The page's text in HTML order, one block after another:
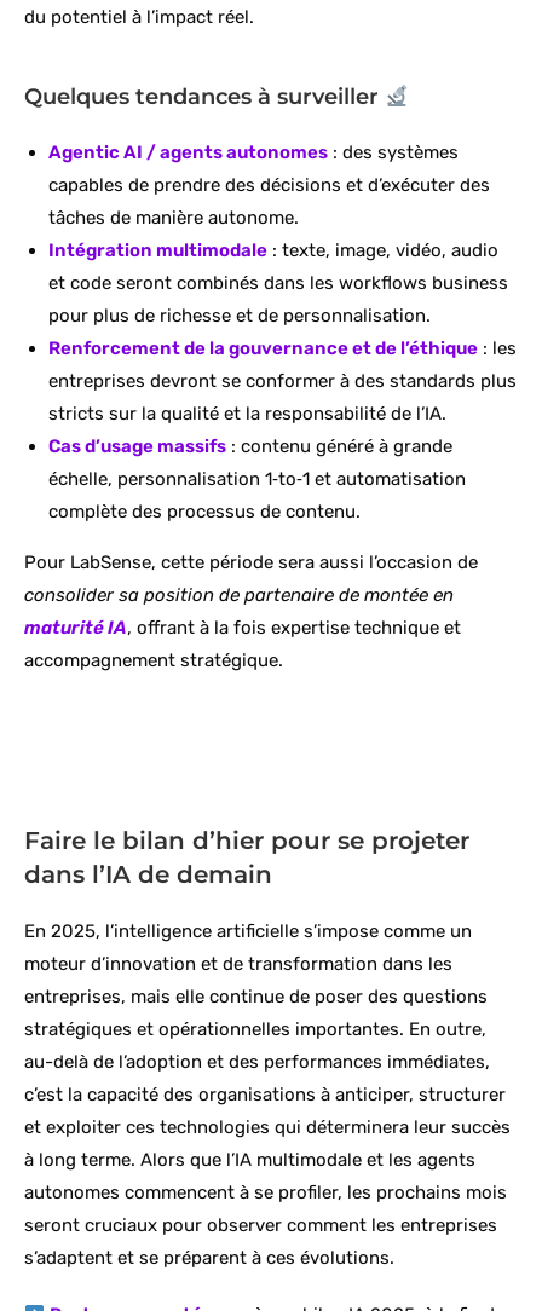
du potentiel à l’impact réel.
Quelques tendances à surveiller
Agentic AI / agents autonomes : des systèmes
capables de prendre des décisions et d’exécuter des
tâches de manière autonome.
Intégration multimodale : texte, image, vidéo, audio
et code seront combinés dans les workflows business
pour plus de richesse et de personnalisation.
Renforcement de la gouvernance et de l’éthique : les
entreprises devront se conformer à des standards plus
stricts sur la qualité et la responsabilité de l’IA.
Cas d’usage massifs : contenu généré à grande
échelle, personnalisation 1‑to‑1 et automatisation
complète des processus de contenu.
Pour LabSense, cette période sera aussi l’occasion de
consolider sa position de partenaire de montée en
maturité IA, offrant à la fois expertise technique et
accompagnement stratégique.
Faire le bilan d’hier pour se projeter
dans l’IA de demain
En 2025, l’intelligence artificielle s’impose comme un
moteur d’innovation et de transformation dans les
entreprises, mais elle continue de poser des questions
stratégiques et opérationnelles importantes. En outre,
au-delà de l’adoption et des performances immédiates,
c’est la capacité des organisations à anticiper, structurer
et exploiter ces technologies qui déterminera leur succès
à long terme. Alors que l’IA multimodale et les agents
autonomes commencent à se profiler, les prochains mois
seront cruciaux pour observer comment les entreprises
s’adaptent et se préparent à ces évolutions.